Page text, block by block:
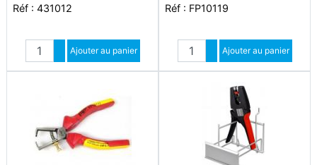
Réf : 431012
Quantité
Augmenter quantité
Diminuer quantité
Ajouter au panier
Réf : FP10119
Quantité
Augmenter quantité
Diminuer quantité
Ajouter au panier